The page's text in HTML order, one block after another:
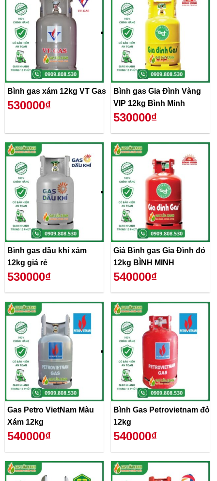
Bình gas xám 12kg VT Gas
530000₫
Bình gas Gia Đình Vàng
VIP 12kg Bình Minh
530000₫
Bình gas dầu khí xám
12kg giá rẻ
530000₫
Giá Bình gas Gia Đình đỏ
12kg BÌNH MINH
540000₫
Gas Petro VietNam Màu
Xám 12kg
540000₫
Bình Gas Petrovietnam đỏ
12kg
540000₫